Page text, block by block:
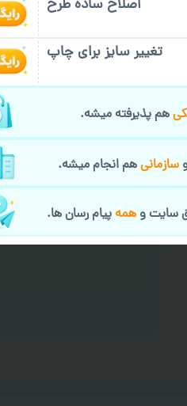
فرمایید.
برای ارسال پیام در
پیام رسان های
طراحی نهایی قبل
در صورت نیاز به
ارسال و یا کادو
ایمیل جهت ثبت
اصلاح ساده طرح
تغییر سایز برای چاپ
هم پذیرفته میشه.
سازمانیهم انجام میشه.
سایت وهمهپیام رسان ها.